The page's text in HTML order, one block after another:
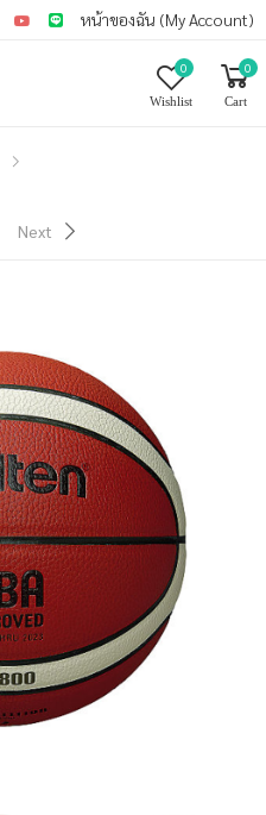
หน้าของฉัน (My Account)
0
Wishlist
0
Cart
Next